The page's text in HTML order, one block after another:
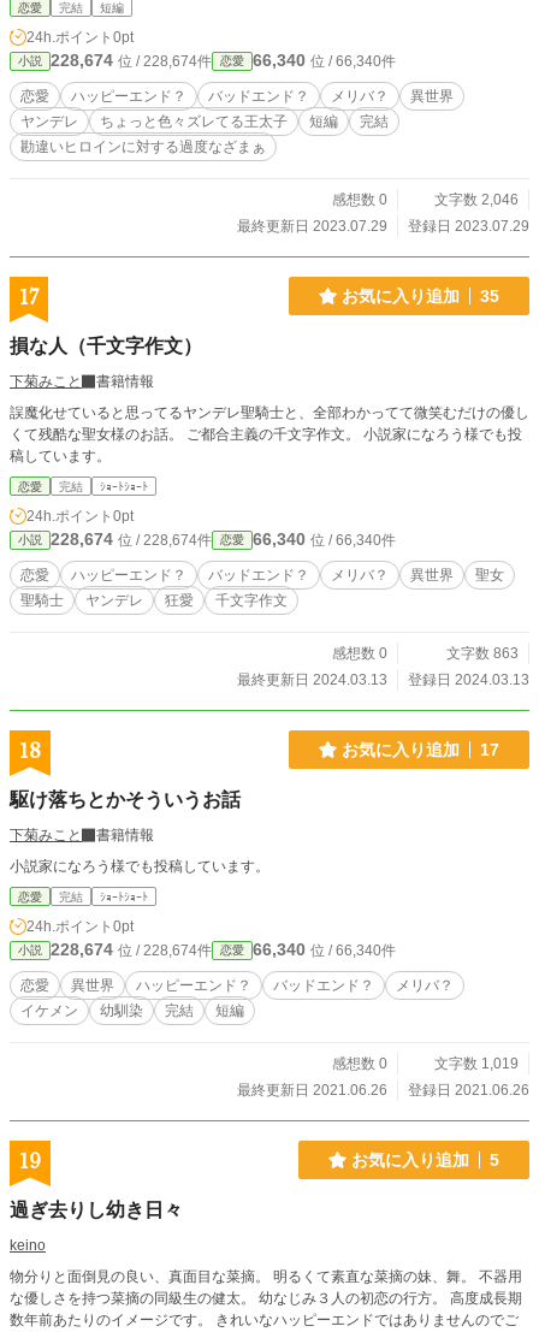
恋愛 完結 短編
24h.ポイント 0pt
小説 228,674 位 / 228,674件 恋愛 66,340 位 / 66,340件
恋愛 ハッピーエンド？ バッドエンド？ メリバ？
異世界
ヤンデレ
ちょっと色々ズレてる王太子 短編
完結
勘違いヒロインに対する過度なざまぁ
感想数 0
文字数 2,046
最終更新日 2023.07.29
登録日 2023.07.29
17 お気に入り追加 35
損な人（千文字作文）
下菊みこと
書籍情報
誤魔化せていると思ってるヤンデレ聖騎士と、全部わかってて微笑むだけの優し
くて残酷な聖女様のお話。 ご都合主義の千文字作文。 小説家になろう様でも投
稿しています。
恋愛 完結 ｼｮｰﾄｼｮｰﾄ
24h.ポイント 0pt
小説 228,674 位 / 228,674件 恋愛 66,340 位 / 66,340件
恋愛 ハッピーエンド？ バッドエンド？ メリバ？ 異世界
聖女
聖騎士
ヤンデレ 狂愛 千文字作文
感想数 0
文字数 863
最終更新日 2024.03.13
登録日 2024.03.13
18 お気に入り追加 17
駆け落ちとかそういうお話
下菊みこと
書籍情報
小説家になろう様でも投稿しています。
恋愛 完結 ｼｮｰﾄｼｮｰﾄ
24h.ポイント 0pt
小説 228,674 位 / 228,674件 恋愛 66,340 位 / 66,340件
恋愛 異世界 ハッピーエンド？ バッドエンド？
メリバ？
イケメン
幼馴染 完結 短編
感想数 0
文字数 1,019
最終更新日 2021.06.26
登録日 2021.06.26
19 お気に入り追加 5
過ぎ去りし幼き日々
keino
物分りと面倒見の良い、真面目な菜摘。 明るくて素直な菜摘の妹、舞。 不器用
な優しさを持つ菜摘の同級生の健太。 幼なじみ３人の初恋の行方。 高度成長期
数年前あたりのイメージです。 きれいなハッピーエンドではありませんのでご